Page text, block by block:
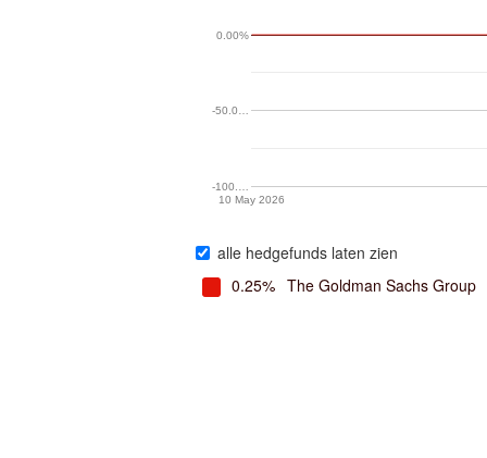
10 May 2026
-100.…
-50.0…
0.00%
alle hedgefunds laten zien
0.25% The Goldman Sachs Group